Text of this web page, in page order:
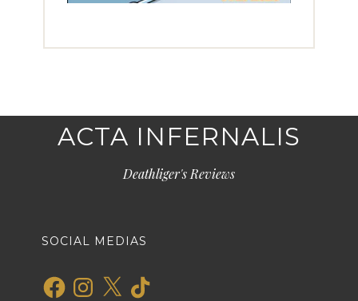
ACTA INFERNALIS
Deathliger's Reviews
SOCIAL MEDIAS
FacebookInstagram
X TikTok